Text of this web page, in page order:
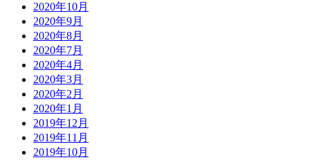
2020年10月
2020年9月
2020年8月
2020年7月
2020年4月
2020年3月
2020年2月
2020年1月
2019年12月
2019年11月
2019年10月